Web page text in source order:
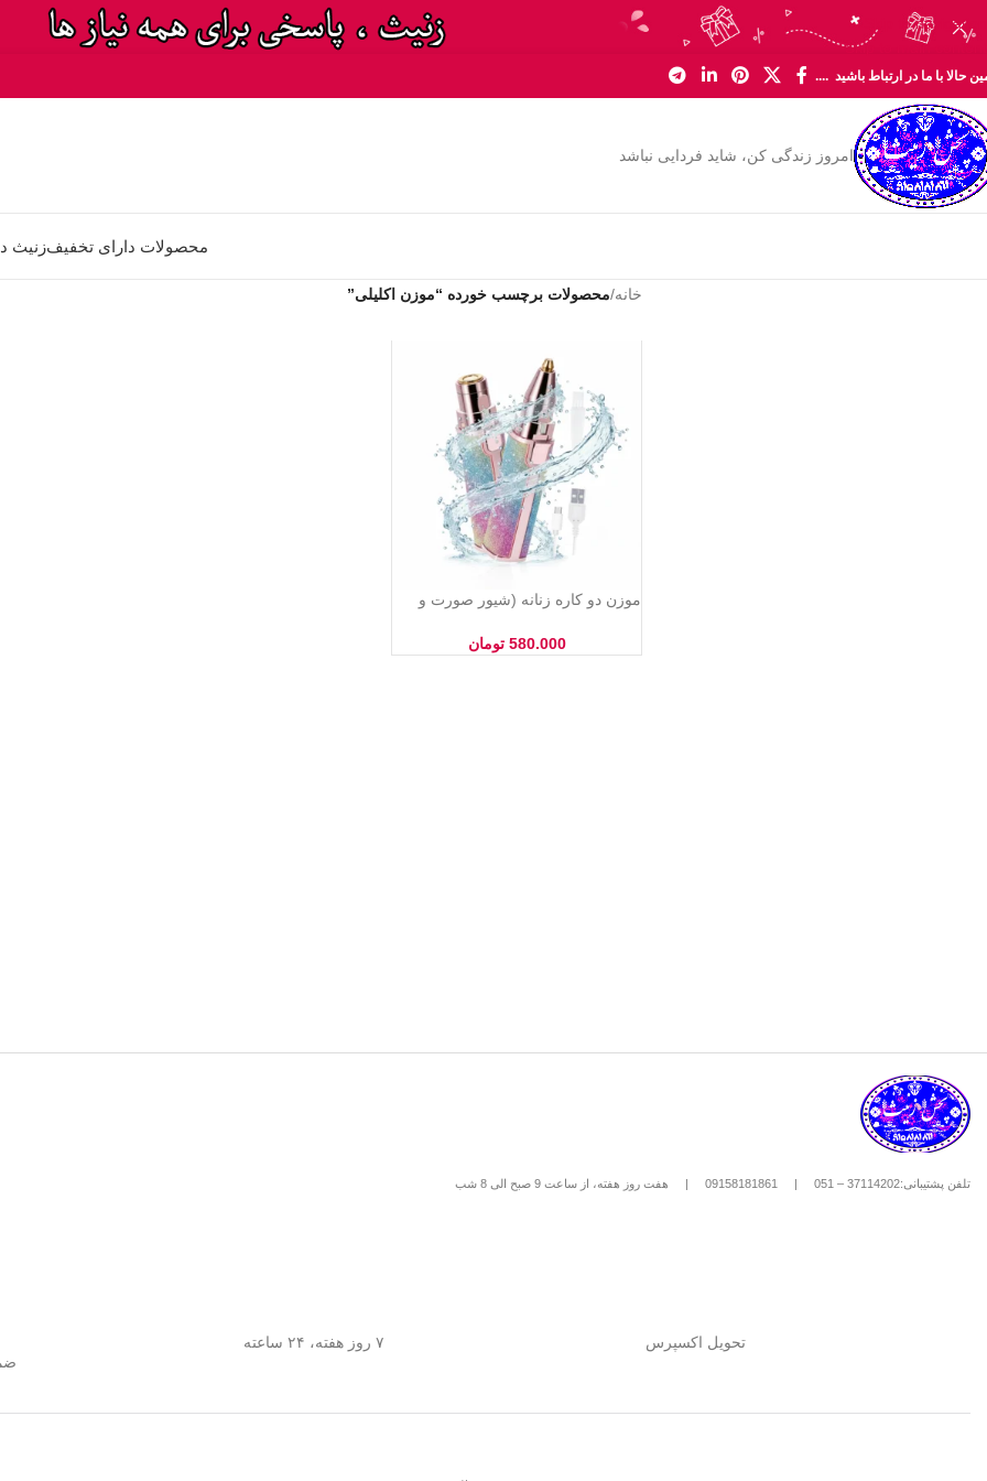
Skip to navigation
Skip to main content
حالا با ما در ارتباط باشید ....
امروز زندگی کن، شاید فردایی نباشد
محصولات دارای تخفیفزنیث
خانه/محصولات برچسب خورده “موزن اکلیلی”
موزن دو کاره زنانه (شیور صورت و
فانتزی و بدون درد
580.000 تومان
تلفن پشتیبانی:37114202 – 051 |
09158181861
| هفت روز هفته، از ساعت 9 صبح الی 8 شب
تحویل اکسپرس
۷ روز هفته، ۲۴ ساعته